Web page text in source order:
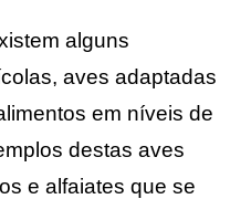
alguns
aves adaptadas
em níveis de
destas aves
e alfaiates que se